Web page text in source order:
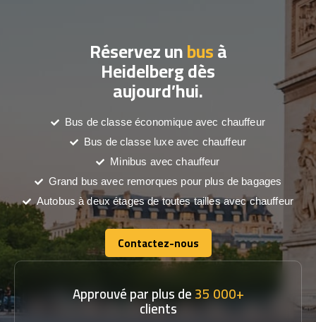
Réservez unbusà
Heidelberg dès
aujourd’hui.
Bus de classe économique avec chauffeur
Bus de classe luxe avec chauffeur
Minibus avec chauffeur
Grand bus avec remorques pour plus de bagages
Autobus à deux étages de toutes tailles avec chauffeur
Contactez-nous
Contactez-nous
Approuvé par plus de35 000+
clients